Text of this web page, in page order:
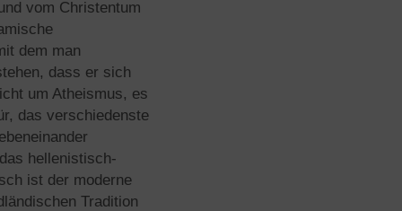
vom Christentum
dem man
dass er sich
um Atheismus, es
das verschiedenste
hellenistisch-
ist der moderne
Tradition